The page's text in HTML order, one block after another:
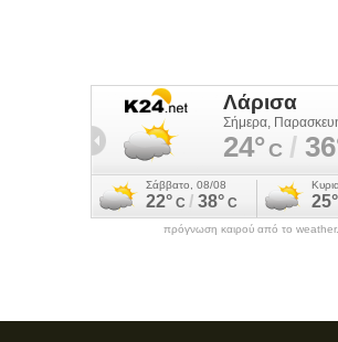
πρόγνωση καιρού από το